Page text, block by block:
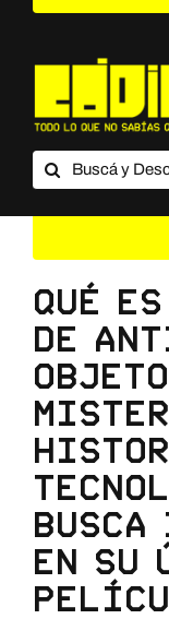
Saltar
¿Qué es Código
Suscripción
Contacto
Buscar:
Qué
de
objeto
busca
en su